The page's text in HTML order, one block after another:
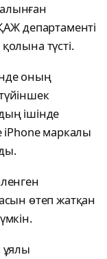
департаменті
түсті.
оның
ішінде
iPhone маркалы
өтеп жатқан
ұялы